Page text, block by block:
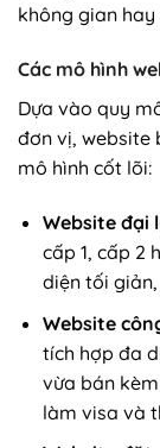
không gian
Các mô hình
Dựa vào quy
đơn vị, website
mô hình cốt lõi:
Website đại
cấp 1, cấp 2
diện tối
Website
tích hợp đa
vừa bán
làm visa và